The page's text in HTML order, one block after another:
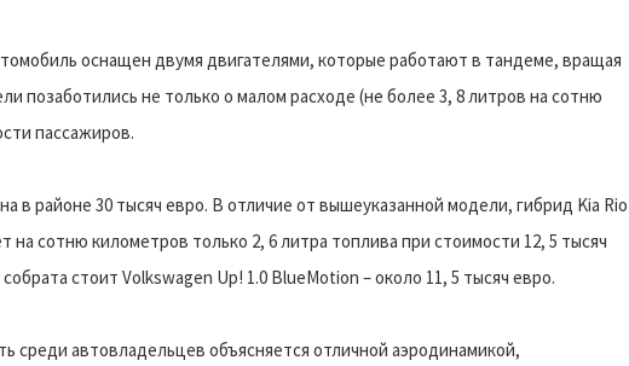
оснащен двумя двигателями, которые работают в тандеме, вращая
позаботились не только о малом расходе (не более 3, 8 литров на сотню
пассажиров.
в районе 30 тысяч евро. В отличие от вышеуказанной модели, гибрид Kia Rio
на сотню километров только 2, 6 литра топлива при стоимости 12, 5 тысяч
стоит Volkswagen Up! 1.0 BlueMotion – около 11, 5 тысяч евро.
среди автовладельцев объясняется отличной аэродинамикой,